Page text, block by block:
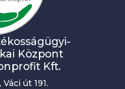
Központ
Kft.
út 191.